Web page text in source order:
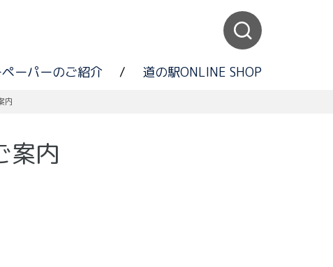
ーパーのご紹介 / 道の駅ONLINE SHOP
内
案内